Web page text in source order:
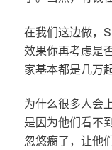
在我们这边做，
效果你再考虑是
家基本都是几万
为什么很多人会
是因为他们看不
忽悠瘸了，让他